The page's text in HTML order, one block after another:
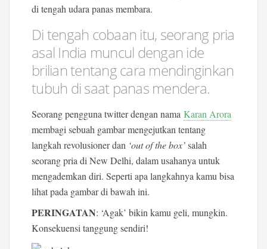
di tengah udara panas membara.
Di tengah cobaan itu, seorang pria
asal India muncul dengan ide
brilian tentang cara mendinginkan
tubuh di saat panas mendera.
Seorang pengguna twitter dengan namaKaran Arora
membagi sebuah gambar mengejutkan tentang
langkah revolusioner dan ‘out of the box’salah
seorang pria di New Delhi, dalam usahanya untuk
mengademkan diri. Seperti apa langkahnya kamu bisa
lihat pada gambar di bawah ini.
PERINGATAN: ‘Agak’ bikin kamu geli, mungkin.
Konsekuensi tanggung sendiri!